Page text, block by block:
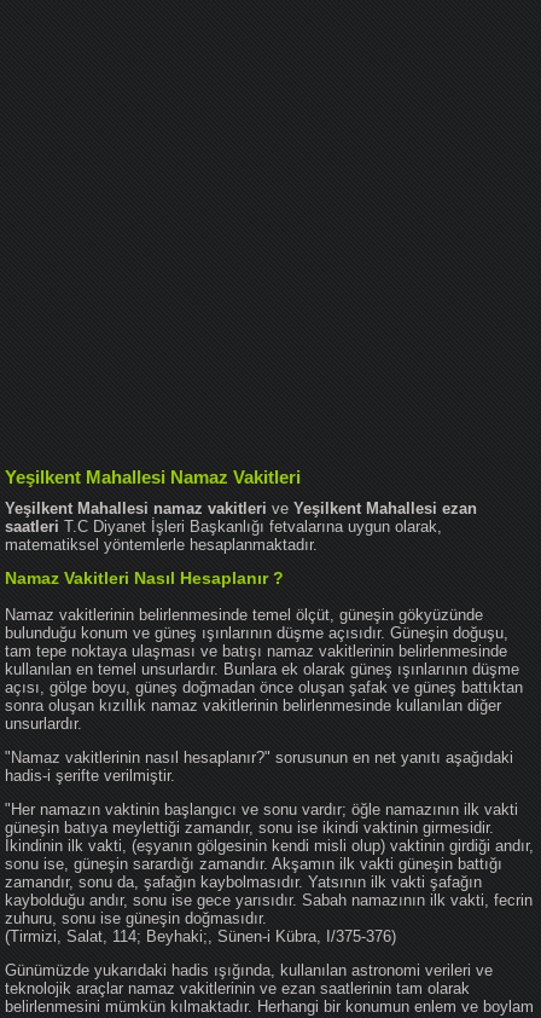
Yeşilkent Mahallesi Namaz Vakitleri
Yeşilkent Mahallesi namaz vakitleri veYeşilkent Mahallesi ezan
saatleri T.C Diyanet İşleri Başkanlığı fetvalarına uygun olarak,
matematiksel yöntemlerle hesaplanmaktadır.
Namaz Vakitleri Nasıl Hesaplanır ?
Namaz vakitlerinin belirlenmesinde temel ölçüt, güneşin gökyüzünde
bulunduğu konum ve güneş ışınlarının düşme açısıdır. Güneşin doğuşu,
tam tepe noktaya ulaşması ve batışı namaz vakitlerinin belirlenmesinde
kullanılan en temel unsurlardır. Bunlara ek olarak güneş ışınlarının düşme
açısı, gölge boyu, güneş doğmadan önce oluşan şafak ve güneş battıktan
sonra oluşan kızıllık namaz vakitlerinin belirlenmesinde kullanılan diğer
unsurlardır.
"Namaz vakitlerinin nasıl hesaplanır?" sorusunun en net yanıtı aşağıdaki
hadis-i şerifte verilmiştir.
"Her namazın vaktinin başlangıcı ve sonu vardır; öğle namazının ilk vakti
güneşin batıya meylettiği zamandır, sonu ise ikindi vaktinin girmesidir.
İkindinin ilk vakti, (eşyanın gölgesinin kendi misli olup) vaktinin girdiği andır,
sonu ise, güneşin sarardığı zamandır. Akşamın ilk vakti güneşin battığı
zamandır, sonu da, şafağın kaybolmasıdır. Yatsının ilk vakti şafağın
kaybolduğu andır, sonu ise gece yarısıdır. Sabah namazının ilk vakti, fecrin
zuhuru, sonu ise güneşin doğmasıdır.
(Tirmizi, Salat, 114; Beyhaki;, Sünen-i Kübra, I/375-376)
Günümüzde yukarıdaki hadis ışığında, kullanılan astronomi verileri ve
teknolojik araçlar namaz vakitlerinin ve ezan saatlerinin tam olarak
belirlenmesini mümkün kılmaktadır. Herhangi bir konumun enlem ve boylam